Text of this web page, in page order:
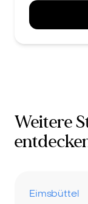
Weitere
Eimsbüttel